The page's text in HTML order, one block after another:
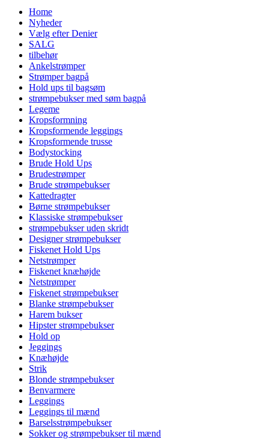
Home
Nyheder
Vælg efter Denier
SALG
tilbehør
Ankelstrømper
Strømper bagpå
Hold ups til bagsøm
strømpebukser med søm bagpå
Legeme
Kropsformning
Kropsformende leggings
Kropsformende trusse
Bodystocking
Brude Hold Ups
Brudestrømper
Brude strømpebukser
Kattedragter
Børne strømpebukser
Klassiske strømpebukser
strømpebukser uden skridt
Designer strømpebukser
Fiskenet Hold Ups
Netstrømper
Fiskenet knæhøjde
Netstrømper
Fiskenet strømpebukser
Blanke strømpebukser
Harem bukser
Hipster strømpebukser
Hold op
Jeggings
Knæhøjde
Strik
Blonde strømpebukser
Benvarmere
Leggings
Leggings til mænd
Barselsstrømpebukser
Sokker og strømpebukser til mænd